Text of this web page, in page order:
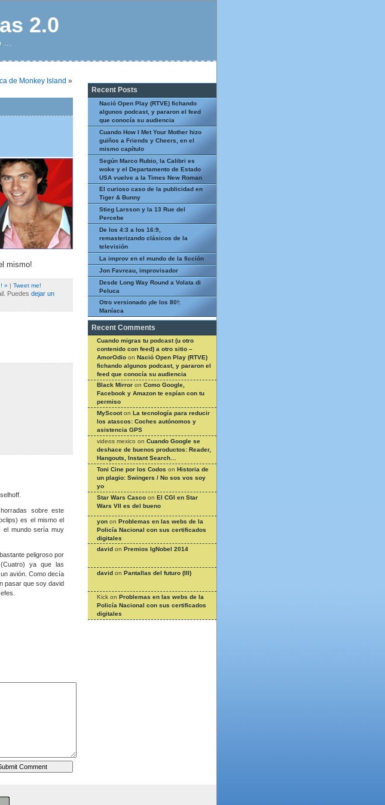
2.0
…
de Monkey Island »
mismo!
» | Tweet me!
Puedes dejar un
sobre este
es el mismo el
el mundo sería muy
peligroso por
ya que las
avión. Como decía
pasar que soy david
Recent Posts
Nació Open Play (RTVE) fichando
algunos podcast, y pararon el feed
que conocía su audiencia
Cuando How I Met Your Mother hizo
guiños a Friends y Cheers, en el
mismo capítulo
Según Marco Rubio, la Calibri es
woke y el Departamento de Estado
USA vuelve a la Times New Roman
El curioso caso de la publicidad en
Tiger & Bunny
Stieg Larsson y la 13 Rue del
Percebe
De los 4:3 a los 16:9,
remasterizando clásicos de la
televisión
La improv en el mundo de la ficción
Jon Favreau, improvisador
Desde Long Way Round a Volata di
Peluca
Otro versionado ¡de los 80!:
Maníaca
Recent Comments
Cuando migras tu podcast (u otro
contenido con feed) a otro sitio –
AmorOdio on Nació Open Play (RTVE)
fichando algunos podcast, y pararon el
feed que conocía su audiencia
Black Mirror on Como Google,
Facebook y Amazon te espían con tu
permiso
MyScooton La tecnología para reducir
los atascos: Coches autónomos y
asistencia GPS
videos mexico on Cuando Google se
deshace de buenos productos: Reader,
Hangouts, Instant Search…
Toni Cine por los Codos on Historia de
un plagio: Swingers / No sos vos soy
yo
Star Wars Casco on El CGI en Star
Wars VII es del bueno
yon on Problemas en las webs de la
Policía Nacional con sus certificados
digitales
david on Premios IgNobel 2014
david on Pantallas del futuro (III)
Kick on Problemas en las webs de la
Policía Nacional con sus certificados
digitales